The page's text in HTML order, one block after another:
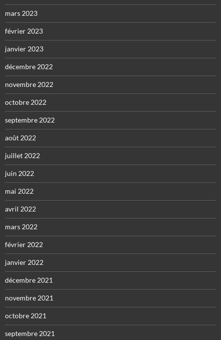
mars 2023
février 2023
janvier 2023
décembre 2022
novembre 2022
octobre 2022
septembre 2022
août 2022
juillet 2022
juin 2022
mai 2022
avril 2022
mars 2022
février 2022
janvier 2022
décembre 2021
novembre 2021
octobre 2021
septembre 2021